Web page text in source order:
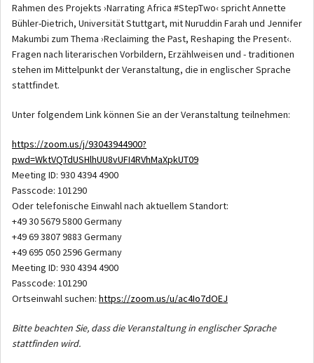
Rahmen des Projekts ›Narrating Africa #StepTwo‹ spricht Annette
Bühler-Dietrich, Universität Stuttgart, mit Nuruddin Farah und Jennifer
Makumbi zum Thema ›Reclaiming the Past, Reshaping the Present‹.
Fragen nach literarischen Vorbildern, Erzählweisen und - traditionen
stehen im Mittelpunkt der Veranstaltung, die in englischer Sprache
stattfindet.
Unter folgendem Link können Sie an der Veranstaltung teilnehmen:
https://zoom.us/j/93043944900?
pwd=WktVQTdUSHlhUU8vUFI4RVhMaXpkUT09
Meeting ID: 930 4394 4900
Passcode: 101290
Oder telefonische Einwahl nach aktuellem Standort:
+49 30 5679 5800 Germany
+49 69 3807 9883 Germany
+49 695 050 2596 Germany
Meeting ID: 930 4394 4900
Passcode: 101290
Ortseinwahl suchen: https://zoom.us/u/ac4Io7dOEJ
Bitte beachten Sie, dass die Veranstaltung in englischer Sprache
stattfinden wird.